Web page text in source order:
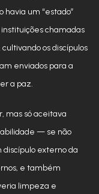
havia um “estado”
chamadas
os discípulos
enviados para a
a paz.
mas só aceitava
— se não
externo da
e também
limpeza e